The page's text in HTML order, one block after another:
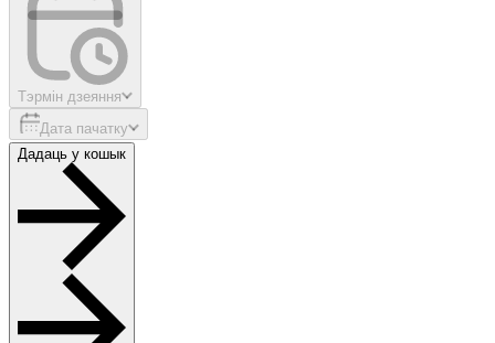
Тэрмін дзеяння
Дата пачатку
Дадаць у кошык